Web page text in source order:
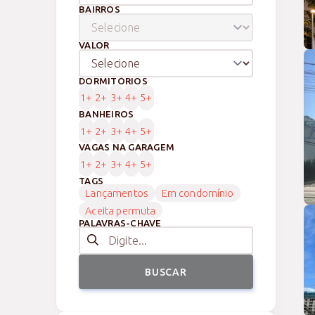
BAIRROS
VALOR
DORMITÓRIOS
1+ 2+ 3+ 4+ 5+
BANHEIROS
1+ 2+ 3+ 4+ 5+
VAGAS NA GARAGEM
1+ 2+ 3+ 4+ 5+
TAGS
Lançamentos
Em condomínio
Aceita permuta
PALAVRAS-CHAVE
BUSCAR